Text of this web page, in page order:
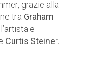
grazie alla
tra Graham
e
Curtis Steiner.